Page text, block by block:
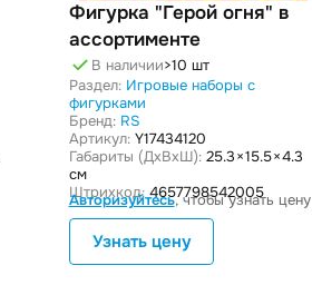
Фигурка "Герой огня" в
ассортименте
В наличии>10 шт
Раздел: Игровые наборы с
фигурками
Бренд: RS
Артикул:Y17434120
Габариты (ДxВxШ):25.3 × 15.5 × 4.3
см
Штрихкод:4657798542005
Авторизуйтесь, чтобы узнать цену
Узнать цену